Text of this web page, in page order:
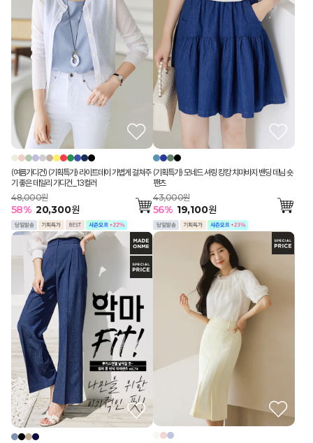
(여름가디건) (기획특가) 라이트데이 가볍게 걸쳐주
기 좋은 데일리 가디건_13컬러
48,000원
58% 20,300원
(기획특가) 모네드 셔링 캉캉 치마바지 밴딩 데님 숏
팬츠
43,000원
56% 19,100원